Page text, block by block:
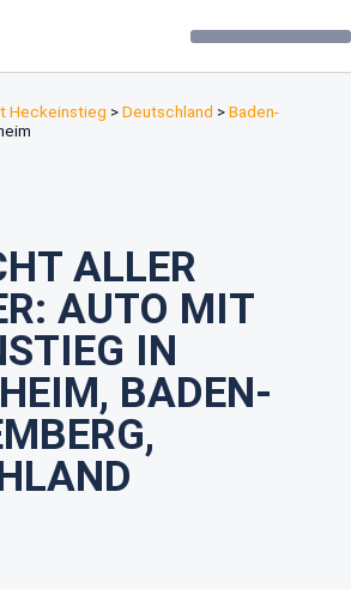
Heckeinstieg >Deutschland >Baden-
ALLER
AUTO MIT
IN
BADEN-